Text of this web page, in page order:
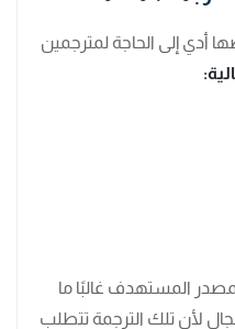
أدي إلى الحاجة لمترجمين
المستهدف غالبًا ما
لأن تلك الترجمة تتطلب